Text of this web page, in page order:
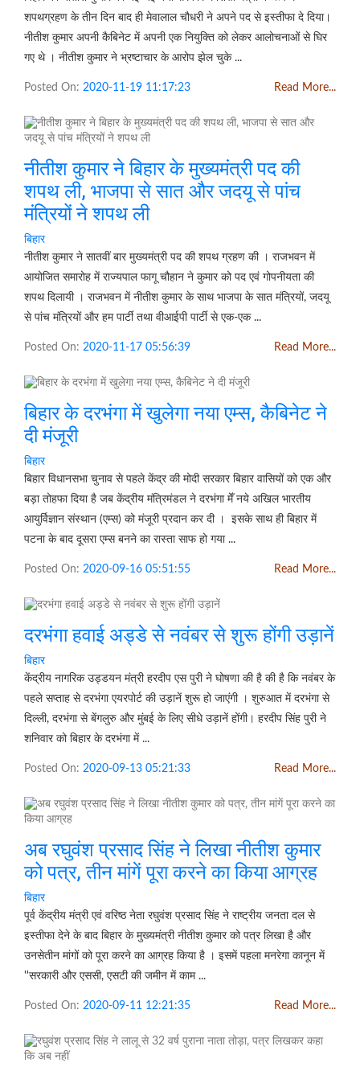
शपथग्रहण के तीन दिन बाद ही मेवालाल चौधरी ने अपने पद से इस्तीफा दे दिया।
नीतीश कुमार अपनी कैबिनेट में अपनी एक नियुक्ति को लेकर आलोचनाओं से घिर
गए थे । नीतीश कुमार ने भ्रष्टाचार के आरोप झेल चुके ...
Posted On: 2020-11-19 11:17:23 Read More...
नीतीश कुमार ने बिहार के मुख्यमंत्री पद की
शपथ ली, भाजपा से सात और जदयू से पांच
मंत्रियों ने शपथ ली
बिहार
नीतीश कुमार ने सातवीं बार मुख्यमंत्री पद की शपथ ग्रहण की । राजभवन में
आयोजित समारोह में राज्यपाल फागू चौहान ने कुमार को पद एवं गोपनीयता की
शपथ दिलायी । राजभवन में नीतीश कुमार के साथ भाजपा के सात मंत्रियों, जदयू
से पांच मंत्रियों और हम पार्टी तथा वीआईपी पार्टी से एक-एक ...
Posted On: 2020-11-17 05:56:39 Read More...
बिहार के दरभंगा में खुलेगा नया एम्स, कैबिनेट ने
दी मंजूरी
बिहार
बिहार विधानसभा चुनाव से पहले केंद्र की मोदी सरकार बिहार वासियों को एक और
बड़ा तोहफा दिया है जब केंद्रीय मंत्रिमंडल ने दरभंगा मेँ नये अखिल भारतीय
आयुर्विज्ञान संस्थान (एम्स) को मंजूरी प्रदान कर दी । इसके साथ ही बिहार में
पटना के बाद दूसरा एम्स बनने का रास्ता साफ हो गया ...
Posted On: 2020-09-16 05:51:55 Read More...
दरभंगा हवाई अड्डे से नवंबर से शुरू होंगी उड़ानें
बिहार
केंद्रीय नागरिक उड्डयन मंत्री हरदीप एस पुरी ने घोषणा की है की है कि नवंबर के
पहले सप्ताह से दरभंगा एयरपोर्ट की उड़ानें शुरू हो जाएंगी । शुरुआत में दरभंगा से
दिल्ली, दरभंगा से बेंगलुरु और मुंबई के लिए सीधे उड़ानें होंगी। हरदीप सिंह पुरी ने
शनिवार को बिहार के दरभंगा में ...
Posted On: 2020-09-13 05:21:33 Read More...
अब रघुवंश प्रसाद सिंह ने लिखा नीतीश कुमार
को पत्र, तीन मांगें पूरा करने का किया आग्रह
बिहार
पूर्व केंद्रीय मंत्री एवं वरिष्ठ नेता रघुवंश प्रसाद सिंह ने राष्ट्रीय जनता दल से
इस्तीफा देने के बाद बिहार के मुख्यमंत्री नीतीश कुमार को पत्र लिखा है और
उनसेतीन मांगों को पूरा करने का आग्रह किया है । इसमें पहला मनरेगा कानून में
''सरकारी और एससी, एसटी की जमीन में काम ...
Posted On: 2020-09-11 12:21:35 Read More...